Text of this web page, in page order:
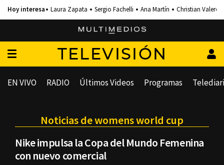
Laura Zapata Sergio Fachelli Ana Martín Christian Valero
TELEVISIÓN
EN VIVO RADIO Últimos Videos Programas
Noticias de womens world cup
Nike impulsa la Copa del Mundo Femenina
con nuevo comercial